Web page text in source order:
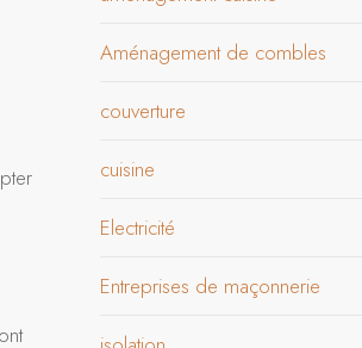
Aménagement de combles
couverture
cuisine
Electricité
Entreprises de maçonnerie